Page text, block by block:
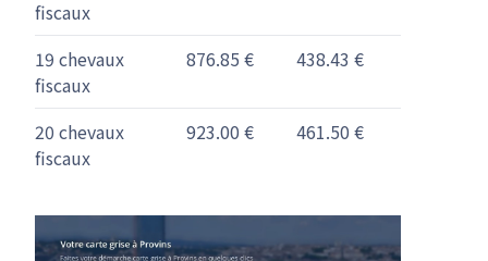
fiscaux
19 chevaux
fiscaux
876.85 € 438.43 €
20 chevaux
fiscaux
923.00 € 461.50 €